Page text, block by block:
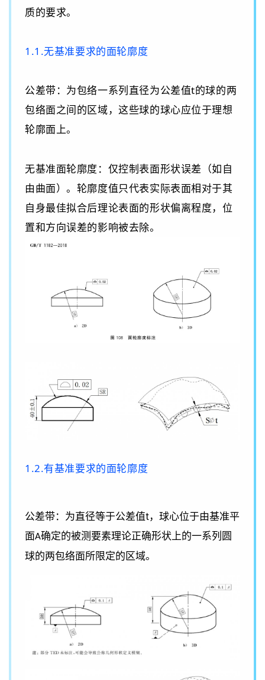
质的要求。
1.1.无基准要求的面轮廓度
公差带：为包络一系列直径为公差值t的球的两
包络面之间的区域，这些球的球心应位于理想
轮廓面上。
无基准面轮廓度：仅控制表面形状误差（如自
由曲面）。轮廓度值只代表实际表面相对于其
自身最佳拟合后理论表面的形状偏离程度，位
置和方向误差的影响被去除。
1.2.有基准要求的面轮廓度
公差带：为直径等于公差值t，球心位于由基准平
面A确定的被测要素理论正确形状上的一系列圆
球的两包络面所限定的区域。